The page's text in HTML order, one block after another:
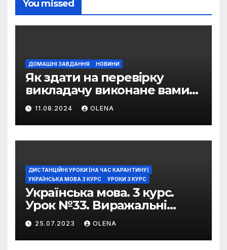
You missed
ДОМАШНІ ЗАВДАННЯ НОВИНИ
Як здати на перевірку
викладачу виконане вами
домашнє завдання
11.08.2024 OLENA
ДИСТАНЦІЙНІ УРОКИ (НА ЧАС КАРАНТИНУ)
УКРАЇНСЬКА МОВА 3 КУРС
УРОКИ 3 КУРС
Українська мова. 3 курс.
Урок №33. Виражальні
можливості фразеологізмів
25.07.2023 OLENA